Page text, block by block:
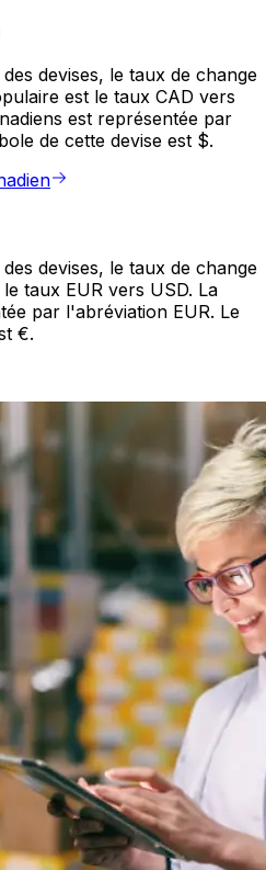
devises, le taux de change
est le taux CAD vers
est représentée par
de cette devise est $.
devises, le taux de change
taux EUR vers USD. La
par l'abréviation EUR. Le
€.